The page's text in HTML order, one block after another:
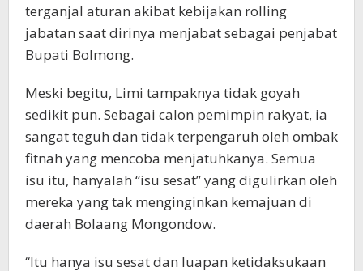
terganjal aturan akibat kebijakan rolling
jabatan saat dirinya menjabat sebagai penjabat
Bupati Bolmong.
Meski begitu, Limi tampaknya tidak goyah
sedikit pun. Sebagai calon pemimpin rakyat, ia
sangat teguh dan tidak terpengaruh oleh ombak
fitnah yang mencoba menjatuhkanya. Semua
isu itu, hanyalah “isu sesat” yang digulirkan oleh
mereka yang tak menginginkan kemajuan di
daerah Bolaang Mongondow.
“Itu hanya isu sesat dan luapan ketidaksukaan